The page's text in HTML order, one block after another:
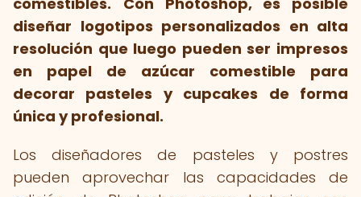
diseñar logotipos personalizados en alta
resolución que luego pueden ser impresos
en papel de azúcar comestible para
decorar pasteles y cupcakes de forma
única y profesional.
Los diseñadores de pasteles y postres
pueden aprovechar las capacidades de